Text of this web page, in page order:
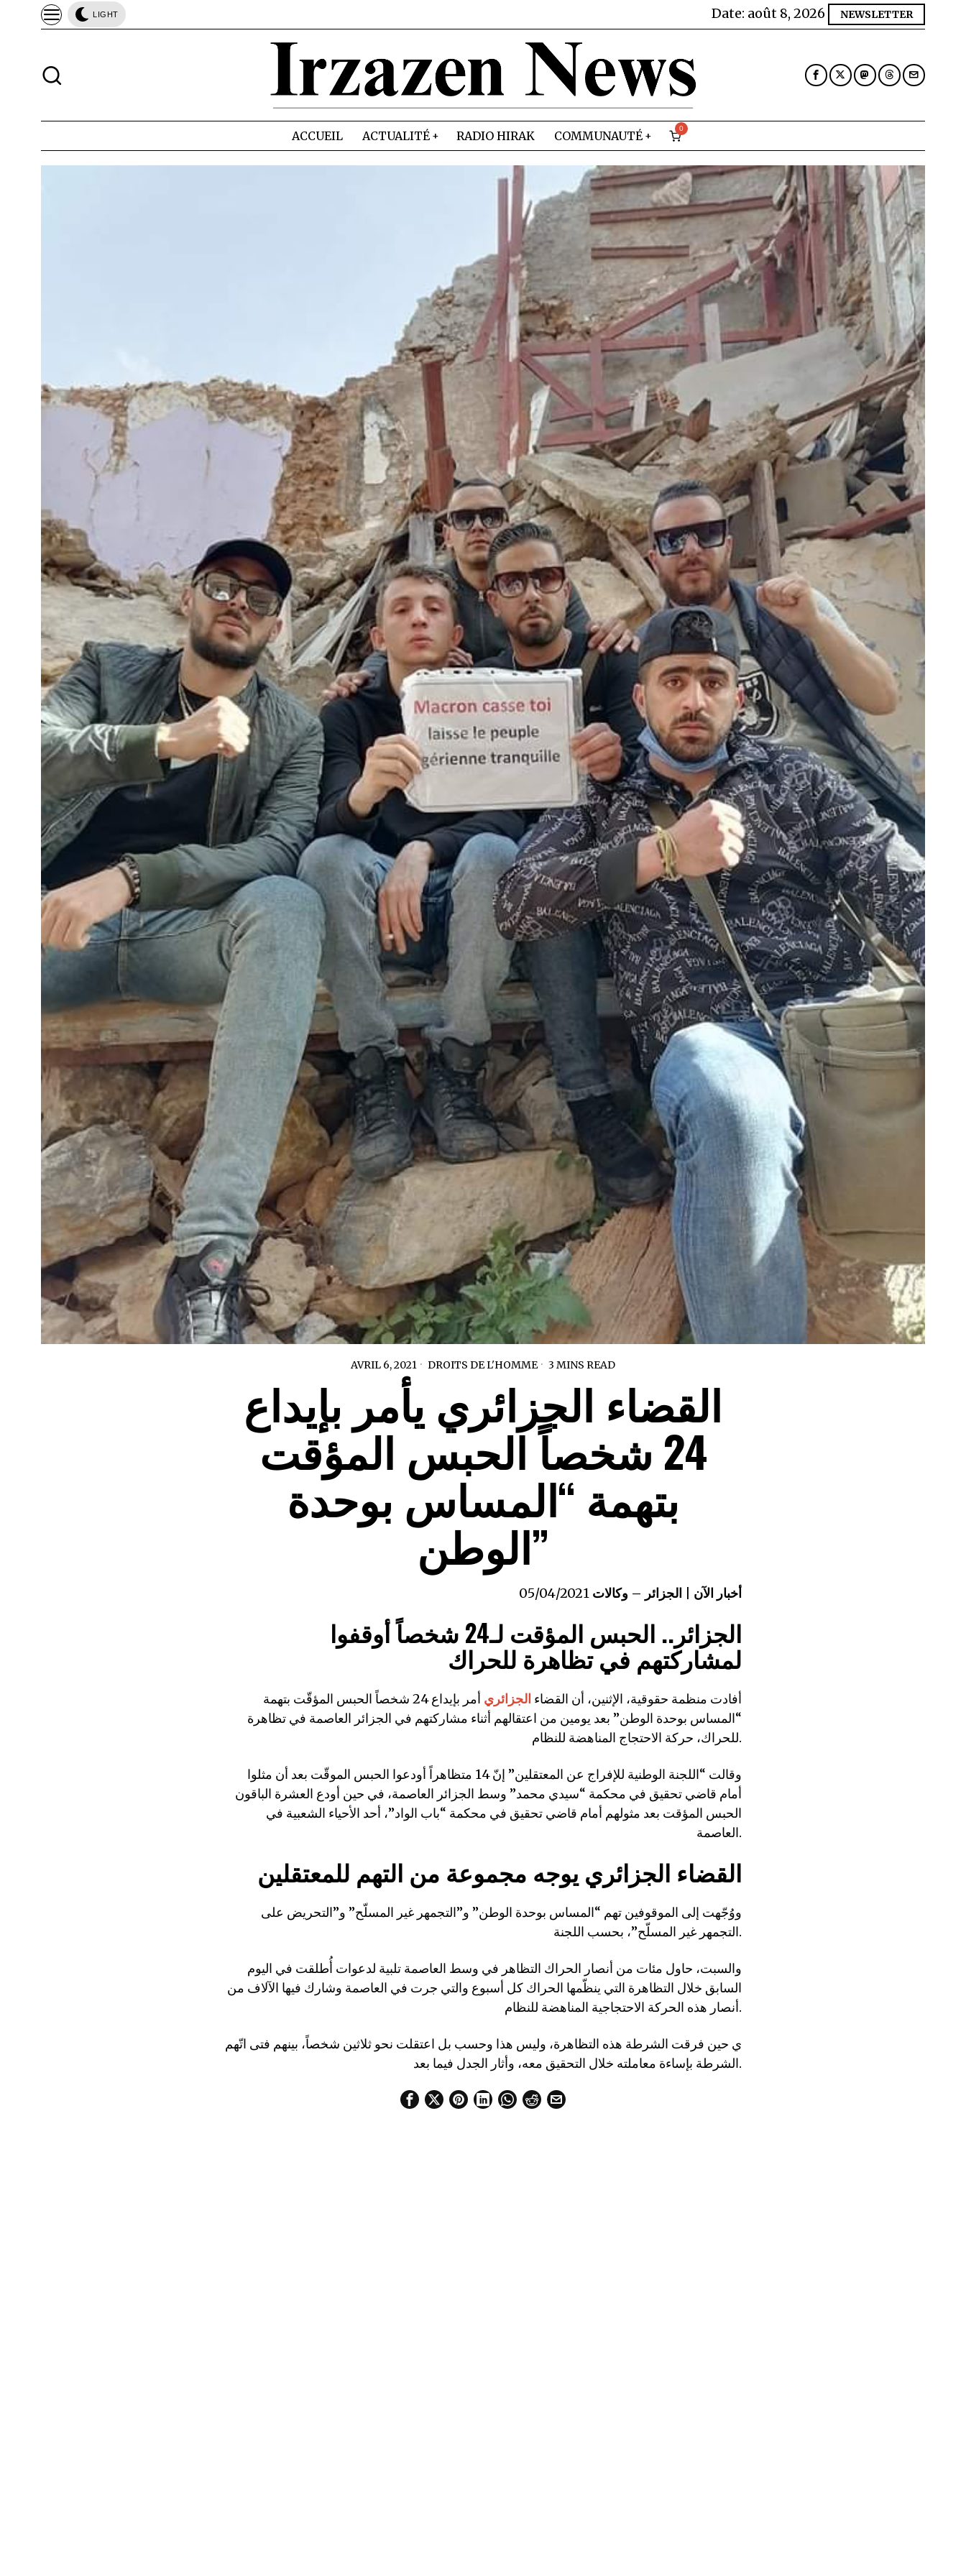
LIGHT Date: août 8, 2026 NEWSLETTER
ACCUEIL ACTUALITÉ RADIO HIRAK COMMUNAUTÉ
0
AVRIL 6, 2021 DROITS DE L'HOMME 3 MINS READ
القضاء الجزائري يأمر بإيداع
24 شخصاً الحبس المؤقت
بتهمة “المساس بوحدة
الوطن”
05/04/2021 أخبار الآن | الجزائر – وكالات
الجزائر.. الحبس المؤقت لـ24 شخصاً أوقفوا
لمشاركتهم في تظاهرة للحراك
أفادت منظمة حقوقية، الإثنين، أن القضاء الجزائري
أمر بإيداع 24 شخصاً الحبس المؤقّت بتهمة
“المساس بوحدة الوطن” بعد يومين من اعتقالهم أثناء مشاركتهم في الجزائر العاصمة في تظاهرة
للحراك، حركة الاحتجاج المناهضة للنظام.
وقالت “اللجنة الوطنية للإفراج عن المعتقلين” إنّ 14 متظاهراً أودعوا الحبس الموقّت بعد أن مثلوا
أمام قاضي تحقيق في محكمة “سيدي محمد” وسط الجزائر العاصمة، في حين أودع العشرة الباقون
الحبس المؤقت بعد مثولهم أمام قاضي تحقيق في محكمة “باب الواد”، أحد الأحياء الشعبية في
العاصمة.
القضاء الجزائري يوجه مجموعة من التهم للمعتقلين
ووُجّهت إلى الموقوفين تهم “المساس بوحدة الوطن” و”التجمهر غير المسلّح” و”التحريض على
التجمهر غير المسلّح”، بحسب اللجنة.
والسبت، حاول مئات من أنصار الحراك التظاهر في وسط العاصمة تلبية لدعوات أُطلقت في اليوم
السابق خلال التظاهرة التي ينظّمها الحراك كل أسبوع والتي جرت في العاصمة وشارك فيها الآلاف من
أنصار هذه الحركة الاحتجاجية المناهضة للنظام.
ي حين فرقت الشرطة هذه التظاهرة، وليس هذا وحسب بل اعتقلت نحو ثلاثين شخصاً، بينهم فتى اتّهم
الشرطة بإساءة معاملته خلال التحقيق معه، وأثار الجدل فيما بعد.